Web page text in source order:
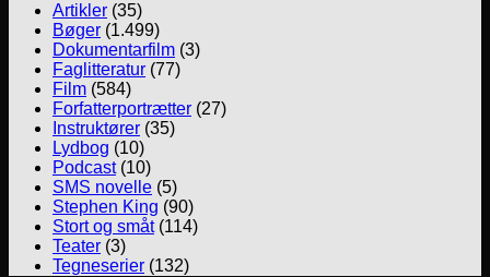
Artikler (35)
Bøger (1.499)
Dokumentarfilm (3)
Faglitteratur (77)
Film (584)
Forfatterportrætter (27)
Instruktører (35)
Lydbog (10)
Podcast(10)
SMS novelle (5)
Stephen King (90)
Stort og småt(114)
Teater (3)
Tegneserier (132)